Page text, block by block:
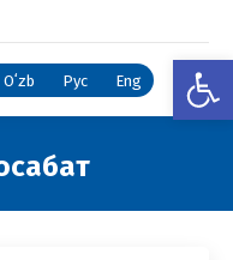
Oʻzb Рус Eng